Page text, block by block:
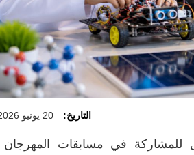
التاريخ: 20 يونيو 2026
للمشاركة في مسابقات المهرجان